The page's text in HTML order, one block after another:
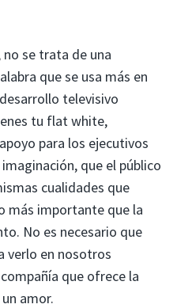
se trata de una
que se usa más en
televisivo
tu flat white,
para los ejecutivos
que el público
cualidades que
más importante que la
No es necesario que
verlo en nosotros
que ofrece la
amor.